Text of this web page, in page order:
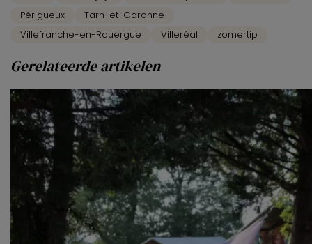
beheren via ‘Zelf instellen’. Klik je op ‘Accepteren en
cookies zoals omschreven in onze Cookieverklaring
Merci!
Périgueux
Tarn-et-Garonne
Villefranche-en-Rouergue
Villeréal zomertip
Gerelateerde artikelen